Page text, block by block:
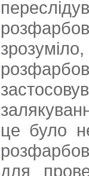
це було
для